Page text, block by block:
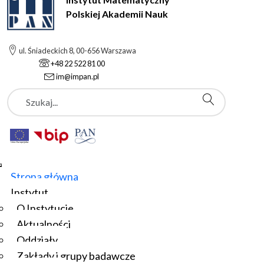
Polskiej Akademii Nauk
ul. Śniadeckich 8, 00-656 Warszawa
+48 22 522 81 00
im@impan.pl
Szukaj
Strona główna
Instytut
O Instytucie
Aktualności
Oddziały
Zakłady i grupy badawcze